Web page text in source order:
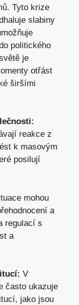
Tyto krize
slabiny
politického
je
otřást
širšími
reakce z
k masovým
posilují
mohou
a
regulací s
a
V
často ukazuje
jako jsou